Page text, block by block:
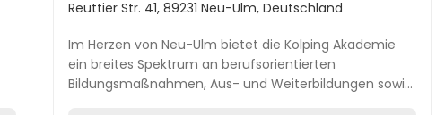
Reuttier Str. 41, 89231 Neu-Ulm, Deutschland
Im Herzen von Neu-Ulm bietet die Kolping Akademie
ein breites Spektrum an berufsorientierten
Bildungsmaßnahmen, Aus- und Weiterbildungen sowie